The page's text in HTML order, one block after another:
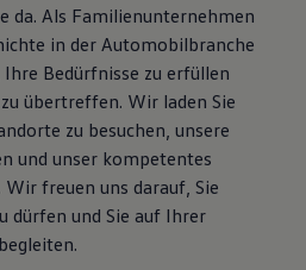
da. Als Familienunternehmen
in der Automobilbranche
Bedürfnisse zu erfüllen
übertreffen. Wir laden Sie
zu besuchen, unsere
und unser kompetentes
freuen uns darauf, Sie
dürfen und Sie auf Ihrer